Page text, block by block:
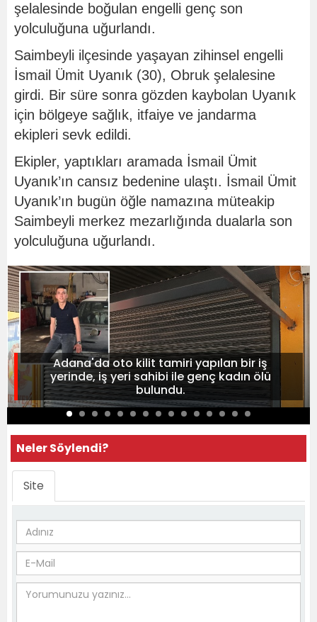
şelalesinde boğulan engelli genç son
yolculuğuna uğurlandı.
Saimbeyli ilçesinde yaşayan zihinsel engelli
İsmail Ümit Uyanık (30), Obruk şelalesine
girdi. Bir süre sonra gözden kaybolan Uyanık
için bölgeye sağlık, itfaiye ve jandarma
ekipleri sevk edildi.
Ekipler, yaptıkları aramada İsmail Ümit
Uyanık’ın cansız bedenine ulaştı. İsmail Ümit
Uyanık’ın bugün öğle namazına müteakip
Saimbeyli merkez mezarlığında dualarla son
yolculuğuna uğurlandı.
Adana'da oto kilit tamiri yapılan bir iş
yerinde, iş yeri sahibi ile genç kadın ölü
bulundu.
Neler Söylendi?
Site